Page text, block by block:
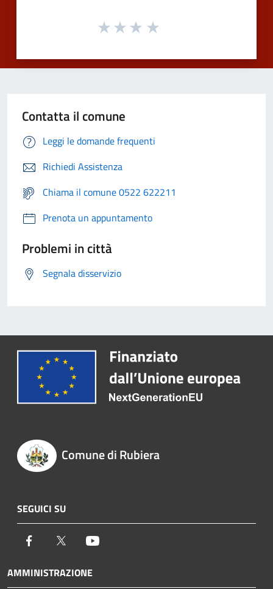
Contatta il comune
Leggi le domande frequenti
Richiedi Assistenza
Chiama il comune 0522 622211
Prenota un appuntamento
Problemi in città
Segnala disservizio
Comune di Rubiera
SEGUICI SU
Facebook Twitter
AMMINISTRAZIONE